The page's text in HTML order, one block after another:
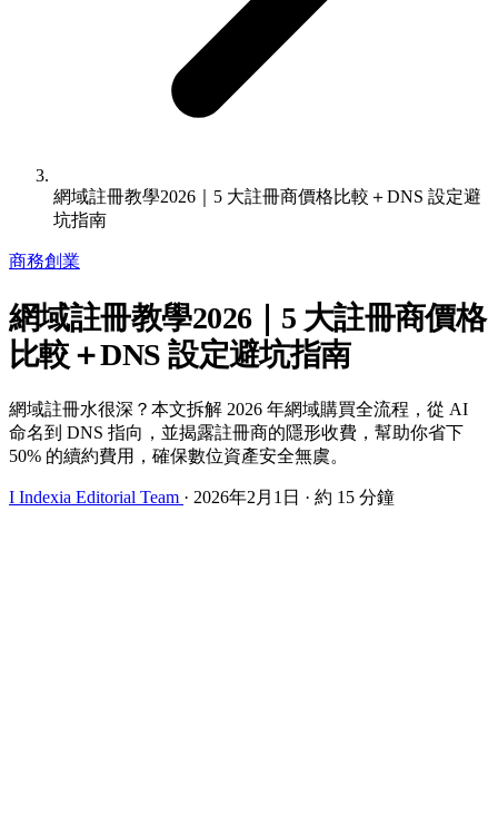
網域註冊教學2026｜5 大註冊商價格比較＋DNS 設定避
坑指南
商務創業
網域註冊教學2026｜5 大註冊商價格
比較＋DNS 設定避坑指南
網域註冊水很深？本文拆解 2026 年網域購買全流程，從 AI
命名到 DNS 指向，並揭露註冊商的隱形收費，幫助你省下
50% 的續約費用，確保數位資產安全無虞。
I Indexia Editorial Team · 2026年2月1日 · 約 15 分鐘